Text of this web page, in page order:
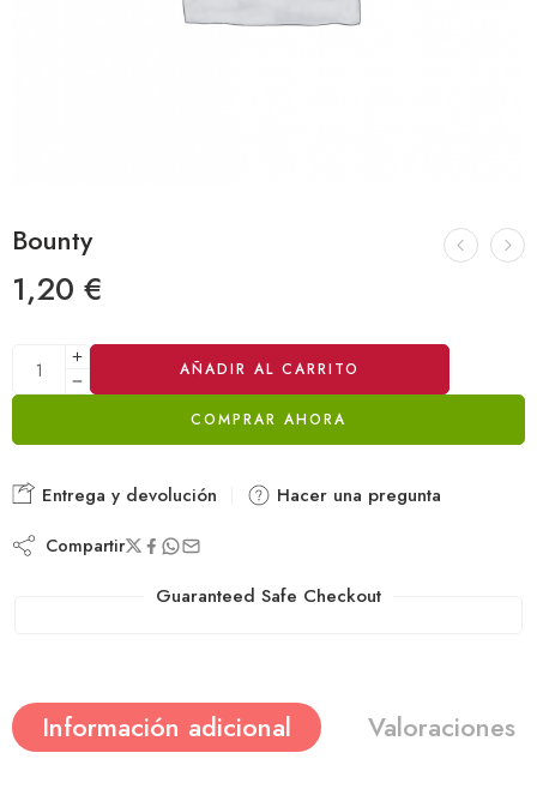
Bounty
1,20 €
AÑADIR AL CARRITO
COMPRAR AHORA
Alternative:
Entrega y devolución Hacer una pregunta
Compartir
Guaranteed Safe Checkout
Información adicional Valoraciones